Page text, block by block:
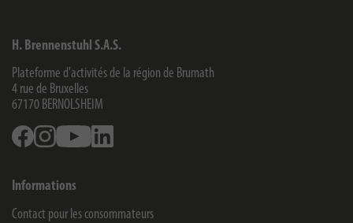
H. Brennenstuhl S.A.S.
Plateforme d'activités de la région de Brumath
4 rue de Bruxelles
67170 BERNOLSHEIM
FacebookInstagramYoutube
Informations
Contact pour les consommateurs